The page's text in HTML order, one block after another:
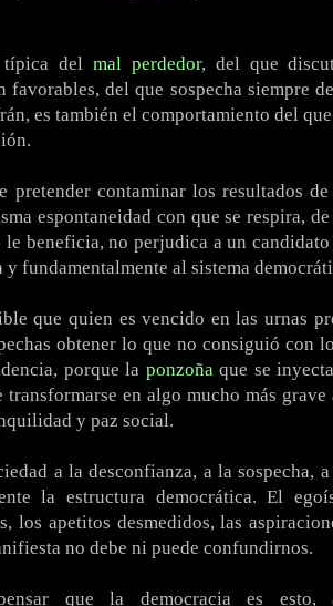
típica delmal perdedor, del que
favorables, del que sospecha siempre
es también el comportamiento del
pretender contaminar los resultados
espontaneidad con que se respira,
beneficia, no perjudica a un
fundamentalmente al sistema
que quien es vencido en las urnas
obtener lo que no consiguió con
porque la ponzoñaque se
transformarse en algo mucho más
y paz social.
a la desconfianza, a la sospecha,
la estructura democrática. El
los apetitos desmedidos, las
no debe ni puede confundirnos.
que la democracia es esto,